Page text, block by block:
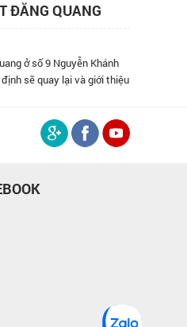
ĐĂNG QUANG
Quang hơn 1 năm rồi, thấy rất tốt.
bạn!